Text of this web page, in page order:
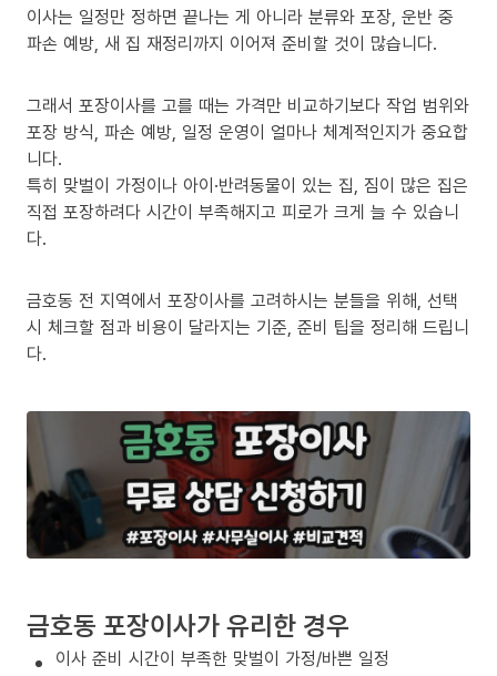
이사는 일정만 정하면 끝나는 게 아니라 분류와 포장, 운반 중
파손 예방, 새 집 재정리까지 이어져 준비할 것이 많습니다.
그래서 포장이사를 고를 때는 가격만 비교하기보다 작업 범위와
포장 방식, 파손 예방, 일정 운영이 얼마나 체계적인지가 중요합
니다.
특히 맞벌이 가정이나 아이·반려동물이 있는 집, 짐이 많은 집은
직접 포장하려다 시간이 부족해지고 피로가 크게 늘 수 있습니
다.
금호동 전 지역에서 포장이사를 고려하시는 분들을 위해, 선택
시 체크할 점과 비용이 달라지는 기준, 준비 팁을 정리해 드립니
다.
금호동 포장이사가 유리한 경우
이사 준비 시간이 부족한 맞벌이 가정/바쁜 일정